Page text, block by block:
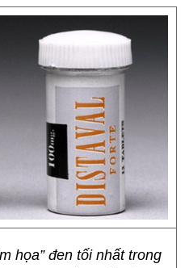
họa” đen tối nhất trong